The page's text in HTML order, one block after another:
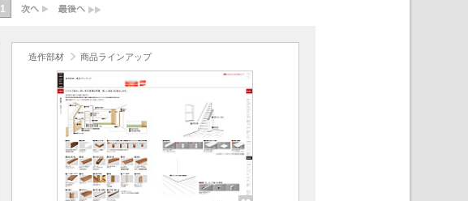
1
造作部材 商品ラインアップ